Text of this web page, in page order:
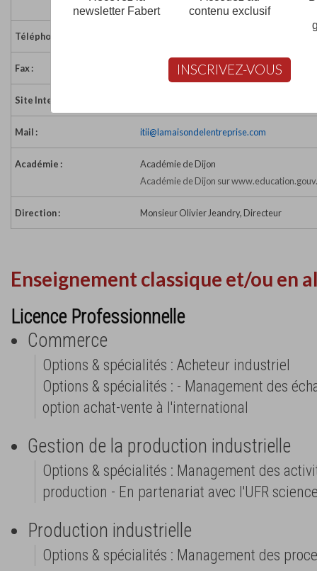
France
Téléphone :
Fax : 03 86 46 67 15
Site Internet :
Mail : itii@lamaisondelentreprise.com
Académie :
Académie de Dijon
Académie de Dijon sur
Direction : Monsieur Olivier Jeandry, Directeur
Enseignement classique et/ou en
Licence Professionnelle
Commerce
Options & spécialités : Acheteur industriel
Options & spécialités : - Management des
option achat-vente à l'international
Gestion de la production industrielle
Options & spécialités : Management des
production - En partenariat avec l'UFR
Production industrielle
Options & spécialités : Management des
newsletter Fabert
contenu exclusif
INSCRIVEZ-VOUS